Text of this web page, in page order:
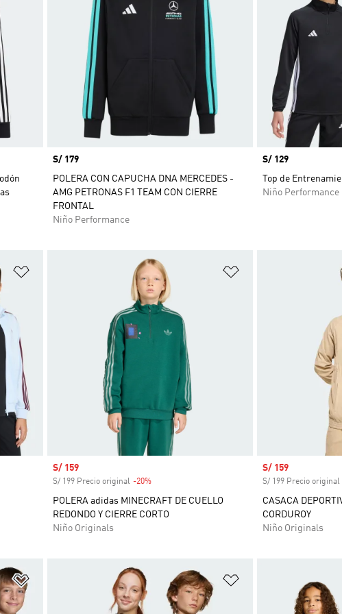
Precio
S/ 179
POLERA CON CAPUCHA DNA MERCEDES -
AMG PETRONAS F1 TEAM CON CIERRE
FRONTAL
Niño Performance
Precio
S/ 129
Top de
Niño Performance
Añadir a la lista de deseos Añadir a la lista de
Precio de venta
S/ 159
S/ 199 Precio original -20%
POLERA adidas MINECRAFT DE CUELLO
REDONDO Y CIERRE CORTO
Niño Originals
Precio de venta
S/ 159
S/ 199 Precio original
CASACA
CORDUROY
Niño Originals
Añadir a la lista de deseos